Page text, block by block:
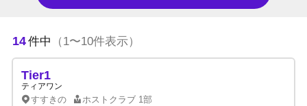
14件中 （1〜10件表示）
Tier1
ティアワン
すすきの ホストクラブ 1部